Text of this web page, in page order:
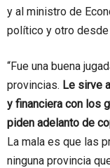
y al ministro de
político y otro
“Fue una buena
provincias. Le sirve
y financiera con los
piden adelanto de
La mala es que las
ninguna provincia